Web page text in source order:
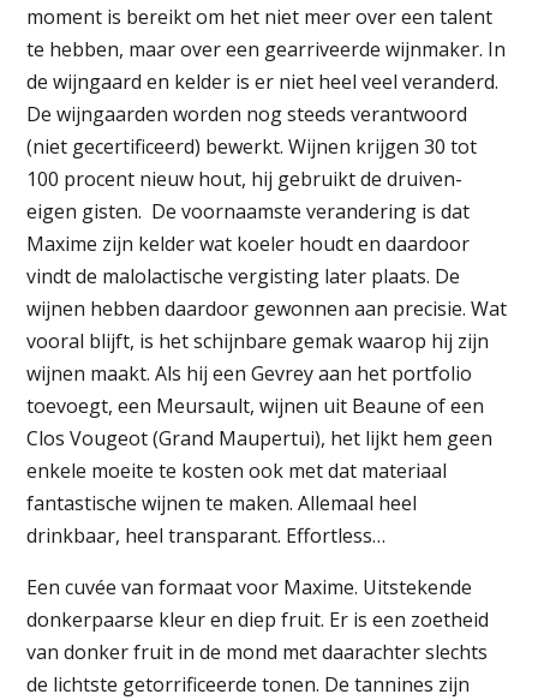
moment is bereikt om het niet meer over een talent
te hebben, maar over een gearriveerde wijnmaker. In
de wijngaard en kelder is er niet heel veel veranderd.
De wijngaarden worden nog steeds verantwoord
(niet gecertificeerd) bewerkt. Wijnen krijgen 30 tot
100 procent nieuw hout, hij gebruikt de druiven-
eigen gisten. De voornaamste verandering is dat
Maxime zijn kelder wat koeler houdt en daardoor
vindt de malolactische vergisting later plaats. De
wijnen hebben daardoor gewonnen aan precisie. Wat
vooral blijft, is het schijnbare gemak waarop hij zijn
wijnen maakt. Als hij een Gevrey aan het portfolio
toevoegt, een Meursault, wijnen uit Beaune of een
Clos Vougeot (Grand Maupertui), het lijkt hem geen
enkele moeite te kosten ook met dat materiaal
fantastische wijnen te maken. Allemaal heel
drinkbaar, heel transparant. Effortless…
Een cuvée van formaat voor Maxime. Uitstekende
donkerpaarse kleur en diep fruit. Er is een zoetheid
van donker fruit in de mond met daarachter slechts
de lichtste getorrificeerde tonen. De tannines zijn